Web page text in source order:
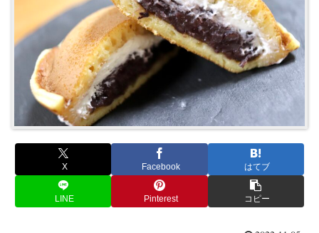
X Facebook はてブ
LINE Pinterest コピー